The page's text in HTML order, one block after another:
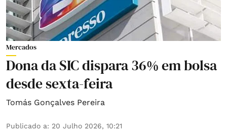
Mercados
Dona da SIC dispara 36% em bolsa
desde sexta-feira
Tomás Gonçalves Pereira
Publicado a: 20 Julho 2026, 10:21